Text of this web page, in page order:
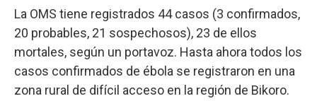
La OMS tiene registrados 44 casos (3 confirmados,
20 probables, 21 sospechosos), 23 de ellos
mortales, según un portavoz. Hasta ahora todos los
casos confirmados de ébola se registraron en una
zona rural de difícil acceso en la región de Bikoro.